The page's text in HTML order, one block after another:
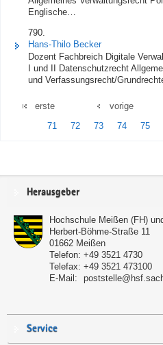
Englische…
790.
Hans-Thilo Becker
Dozent Fachbreich Digitale
I und II Datenschutzrecht
und Verfassungsrecht/
erste
vorige
71
72 73 74 75
Service
Herausgeber
Hochschule Meißen (FH)
Herbert-Böhme-Straße 11
01662 Meißen
Telefon: +49 3521 4730
Telefax: +49 3521 473100
E-Mail:
Service